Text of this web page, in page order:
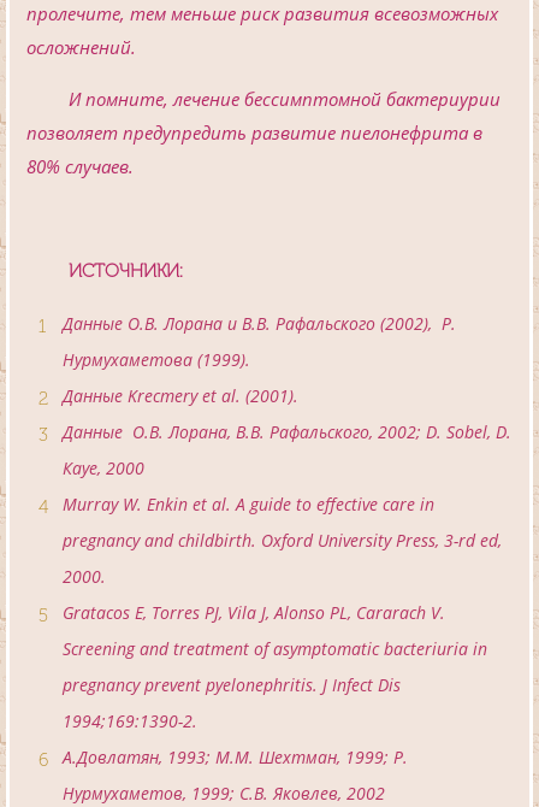
пролечите, тем меньше риск развития всевозможных
осложнений.
И помните, лечение бессимптомной бактериурии
позволяет предупредить развитие пиелонефрита в
80% случаев.
ИСТОЧНИКИ:
Данные О.В. Лорана и В.В. Рафальского (2002), Р.
Нурмухаметова (1999).
Данные Krecmery et al. (2001).
Данные О.В. Лорана, В.В. Рафальского, 2002; D. Sobel, D.
Кауе, 2000
Murray W. Enkin et al. A guide to effective care in
pregnancy and childbirth. Oxford University Press, 3-rd ed,
2000.
Gratacos E, Torres PJ, Vila J, Alonso PL, Cararach V.
Screening and treatment of asymptomatic bacteriuria in
pregnancy prevent pyelonephritis. J Infect Dis
1994;169:1390-2.
A.Довлатян, 1993; М.М. Шехтман, 1999; Р.
Нурмухаметов, 1999; C.B. Яковлев, 2002